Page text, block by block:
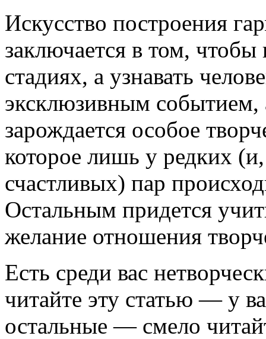
Искусство построения
заключается в том, чтобы
стадиях, а узнавать
эксклюзивным
зарождается особое
которое лишь у редких
счастливых) пар
Остальным придется
желание отношения
Есть среди вас
читайте эту статью — у
остальные — смело